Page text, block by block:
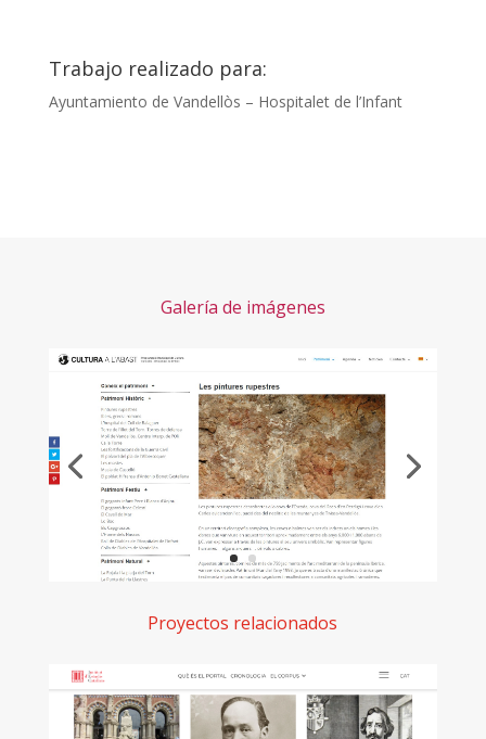
Trabajo realizado para:
Ayuntamiento de Vandellòs – Hospitalet de l’Infant
Galería de imágenes
Proyectos relacionados